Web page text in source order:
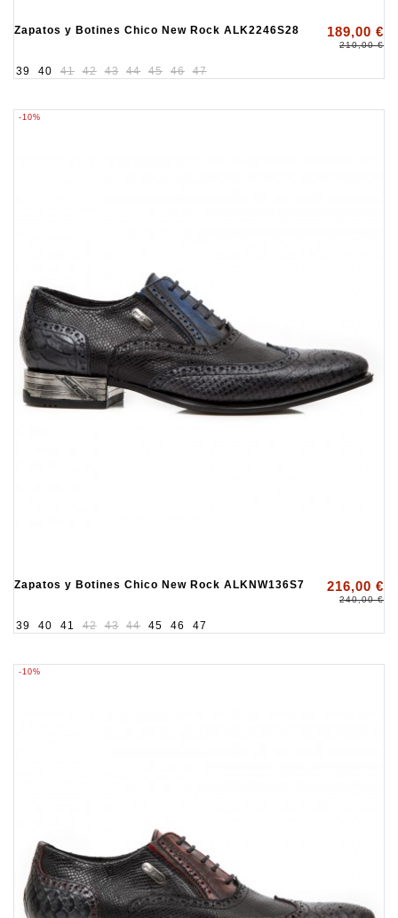
Zapatos y Botines Chico New Rock ALK2246S28 189,00 €
210,00 €
39 40 41 42 43 44 45 46 47
-10%
Zapatos y Botines Chico New Rock ALKNW136S7 216,00 €
240,00 €
39 40 41 42 43 44 45 46 47
-10%